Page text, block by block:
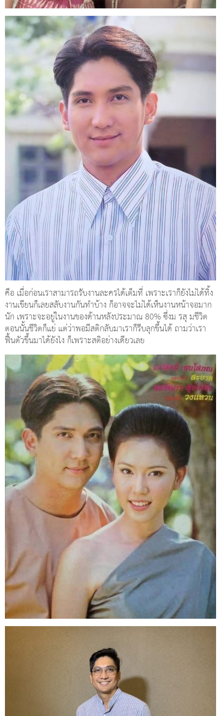
คือ เมื่อก่อนเราสามารถรับงานละครได้เต็มที่ เพราะเราก็ยังไม่ได้ทิ้ง
งานเขียนก็เลยสลับงานกันทำบ้าง ก็อาจจะไม่ได้เห็นงานหน้าจอมาก
นัก เพราะจะอยู่ในงานของด้านหลังประมาณ 80% ซึ่งม รสุ มชีวิต
ตอนนั้นชีวิตก็แย่ แต่ว่าพอมีสติกลับมาเราก็รีบลุกขึ้นได้ ถามว่าเรา
ฟื้นตัวขึ้นมาได้ยังไง ก็เพราะสติอย่างเดียวเลย